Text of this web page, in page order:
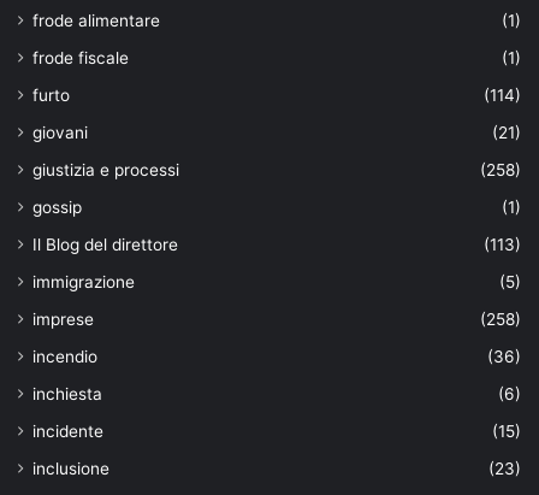
frode alimentare
(1)
frode fiscale
(1)
furto
(114)
giovani
(21)
giustizia e processi
(258)
gossip
(1)
Il Blog del direttore
(113)
immigrazione
(5)
imprese
(258)
incendio
(36)
inchiesta
(6)
incidente
(15)
inclusione
(23)